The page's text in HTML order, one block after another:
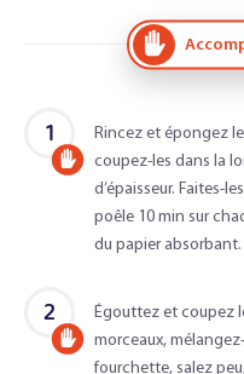
1
Accompagné
d'un
adulte
Rincez et épongez
coupez-les dans la
d’épaisseur. Faites-
poêle 10 min sur
du papier absorbant.
2
Accompagné
Égouttez et coupez
morceaux,
fourchette, salez